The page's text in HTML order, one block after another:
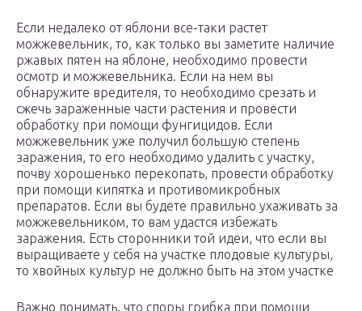
Если недалеко от яблони все-таки растет
можжевельник, то, как только вы заметите наличие
ржавых пятен на яблоне, необходимо провести
осмотр и можжевельника. Если на нем вы
обнаружите вредителя, то необходимо срезать и
сжечь зараженные части растения и провести
обработку при помощи фунгицидов. Если
можжевельник уже получил большую степень
заражения, то его необходимо удалить с участку,
почву хорошенько перекопать, провести обработку
при помощи кипятка и противомикробных
препаратов. Если вы будете правильно ухаживать за
можжевельником, то вам удастся избежать
заражения. Есть сторонники той идеи, что если вы
выращиваете у себя на участке плодовые культуры,
то хвойных культур не должно быть на этом участке
Важно понимать, что споры грибка при помощи